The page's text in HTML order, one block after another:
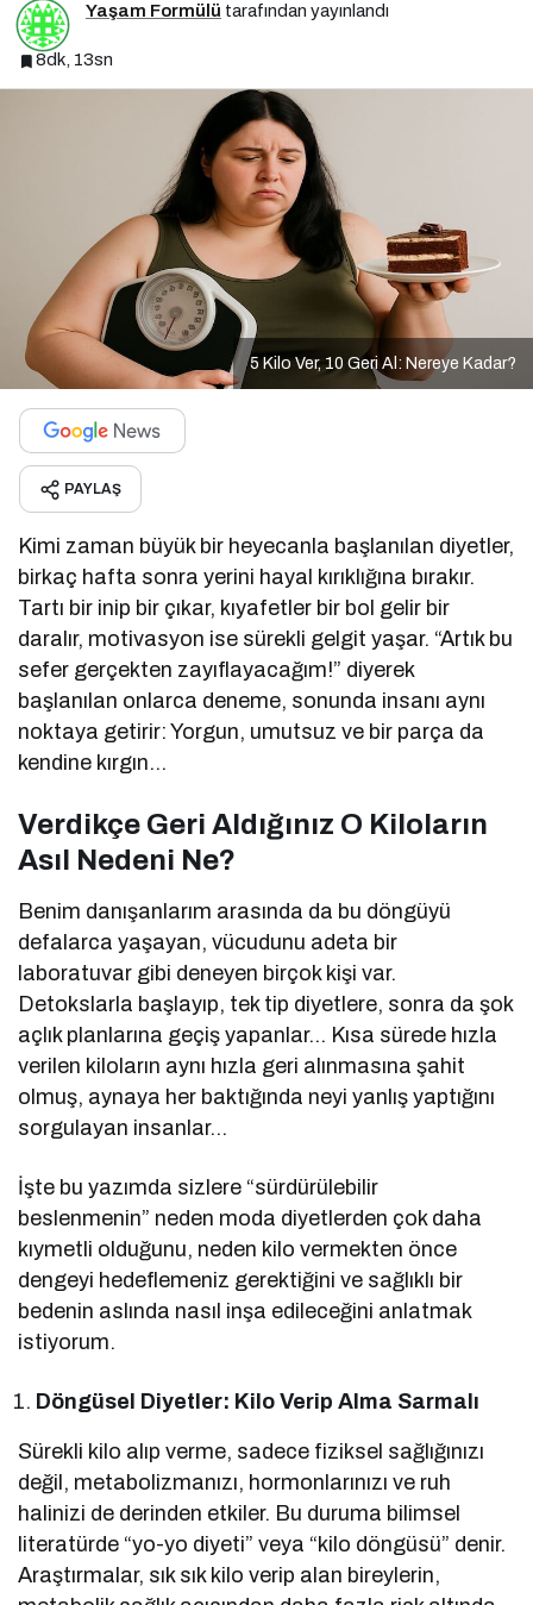
Yaşam Formülü tarafından yayınlandı
8dk, 13sn
5 Kilo Ver, 10 Geri Al: Nereye Kadar?
PAYLAŞ
Kimi zaman büyük bir heyecanla başlanılan diyetler,
birkaç hafta sonra yerini hayal kırıklığına bırakır.
Tartı bir inip bir çıkar, kıyafetler bir bol gelir bir
daralır, motivasyon ise sürekli gelgit yaşar. “Artık bu
sefer gerçekten zayıflayacağım!” diyerek
başlanılan onlarca deneme, sonunda insanı aynı
noktaya getirir: Yorgun, umutsuz ve bir parça da
kendine kırgın…
Verdikçe Geri Aldığınız O Kiloların
Asıl Nedeni Ne?
Benim danışanlarım arasında da bu döngüyü
defalarca yaşayan, vücudunu adeta bir
laboratuvar gibi deneyen birçok kişi var.
Detokslarla başlayıp, tek tip diyetlere, sonra da şok
açlık planlarına geçiş yapanlar… Kısa sürede hızla
verilen kiloların aynı hızla geri alınmasına şahit
olmuş, aynaya her baktığında neyi yanlış yaptığını
sorgulayan insanlar…
İşte bu yazımda sizlere “sürdürülebilir
beslenmenin” neden moda diyetlerden çok daha
kıymetli olduğunu, neden kilo vermekten önce
dengeyi hedeflemeniz gerektiğini ve sağlıklı bir
bedenin aslında nasıl inşa edileceğini anlatmak
istiyorum.
Döngüsel Diyetler: Kilo Verip Alma Sarmalı
Sürekli kilo alıp verme, sadece fiziksel sağlığınızı
değil, metabolizmanızı, hormonlarınızı ve ruh
halinizi de derinden etkiler. Bu duruma bilimsel
literatürde “yo-yo diyeti” veya “kilo döngüsü” denir.
Araştırmalar, sık sık kilo verip alan bireylerin,